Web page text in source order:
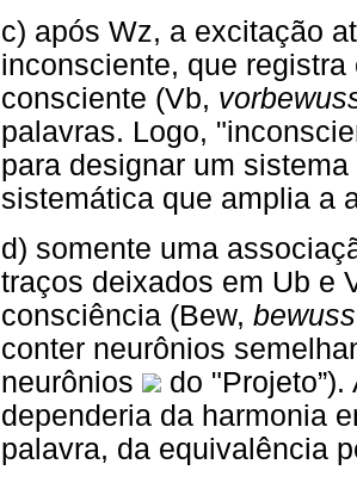
c) após Wz, a excitação
inconsciente, que
consciente (Vb,
palavras. Logo,
para designar um
sistemática que amplia a
d) somente uma
traços deixados em Ub e
consciência (Bew,
conter neurônios
neurônios
do
dependeria da harmonia
palavra, da equivalência